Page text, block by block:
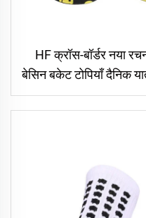
HF क्रॉस-बॉर्डर नया
बेसिन बकेट टोपियाँ दैनिक
के